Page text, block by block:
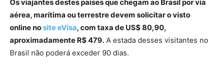
Os viajantes destes países que chegam ao Brasil por via
aérea, marítima ou terrestre devem solicitar o visto
online nosite eVisa, com taxa de US$ 80,90,
aproximadamente R$ 479. A estada desses visitantes no
Brasil não poderá exceder 90 dias.